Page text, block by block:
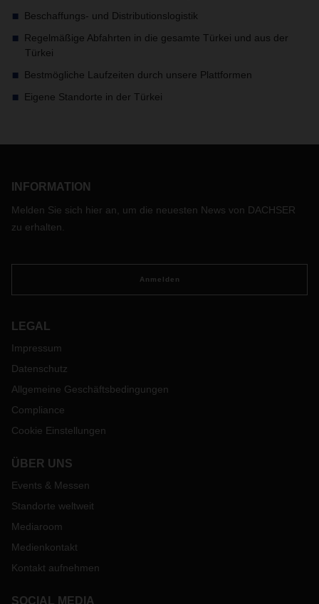
Beschaffungs- und Distributionslogistik
Regelmäßige Abfahrten in die gesamte Türkei und aus der
Türkei
Bestmögliche Laufzeiten durch unsere Plattformen
Eigene Standorte in der Türkei
INFORMATION
Melden Sie sich hier an, um die neuesten News von DACHSER
zu erhalten.
Anmelden
LEGAL
Impressum
Datenschutz
Allgemeine Geschäftsbedingungen
Compliance
Cookie Einstellungen
ÜBER UNS
Events & Messen
Standorte weltweit
Mediaroom
Medienkontakt
Kontakt aufnehmen
SOCIAL MEDIA